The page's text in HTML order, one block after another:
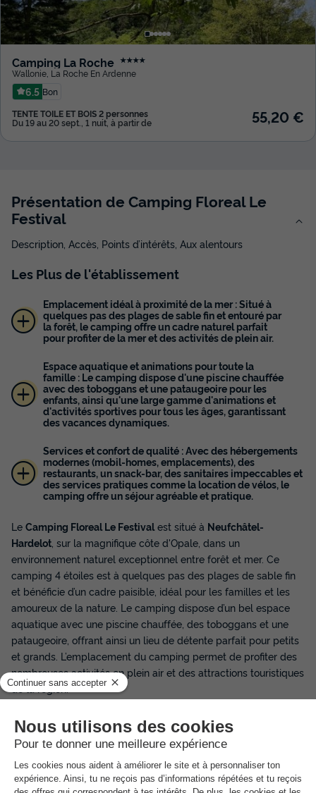
Camping La Roche ★★★★
Wallonie La Roche En Ardenne
6.5 Bon
TENTE TOILE ET BOIS 2 personnes
Du 19 au 20 sept., 1 nuit, à partir de 55,20 €
Présentation de Camping Floreal Le
Festival
Description, Accès, Points d’intérêts, Aux alentours
Les Plusde l'établissement
Emplacement idéal à proximité de la mer : Situé à
quelques pas des plages de sable fin et entouré par
la forêt, le camping offre un cadre naturel parfait
pour profiter de la mer et des activités de plein air.
Espace aquatique et animations pour toute la
famille : Le camping dispose d'une piscine chauffée
avec des toboggans et une pataugeoire pour les
enfants, ainsi qu'une large gamme d'animations et
d'activités sportives pour tous les âges, garantissant
des vacances dynamiques.
Services et confort de qualité : Avec des hébergements
modernes (mobil-homes, emplacements), des
restaurants, un snack-bar, des sanitaires impeccables et
des services pratiques comme la location de vélos, le
camping offre un séjour agréable et pratique.
Le Camping Floreal Le Festivalest situé à Neufchâtel-
Hardelot , sur la magnifique côte d'Opale, dans un
environnement naturel exceptionnel entre forêt et mer. Ce
camping 4 étoiles est à quelques pas des plages de sable fin
et bénéficie d’un cadre paisible, idéal pour les familles et les
amoureux de la nature. Le camping dispose d’un bel espace
aquatique avec une piscine chauffée, des toboggans et une
pataugeoire, offrant ainsi un lieu de détente parfait pour petits
et grands. L’emplacement du camping permet de profiter des
nombreuses activités en plein air et des attractions touristiques
de la région.
Le Camping Floreal Le Festival
offre une large gamme
d’activités pour toute la famille. Les enfants peuvent profiter du
club enfant, des animations dédiées et des jeux en plein air,
tandis que les adultes peuvent se détendre à la piscine ou